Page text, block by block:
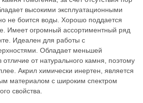
высокими эксплуатационными
не боится воды. Хорошо поддается
Имеет огромный ассортиментный ряд
Идеален для работы с
Обладает меньшей
от натурального камня, поэтому
Акрил химически инертен, является
материалом с широким спектром
свойства.